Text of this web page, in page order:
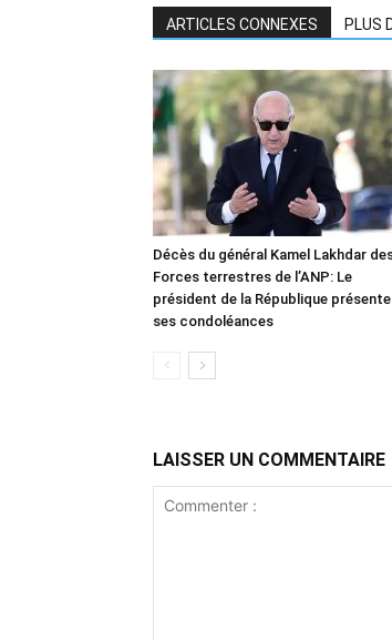
ARTICLES CONNEXES PLUS
Décès du général Kamel Lakhdar
Forces terrestres de l’ANP: Le
président de la République présente
ses condoléances
LAISSER UN COMMENTAIRE